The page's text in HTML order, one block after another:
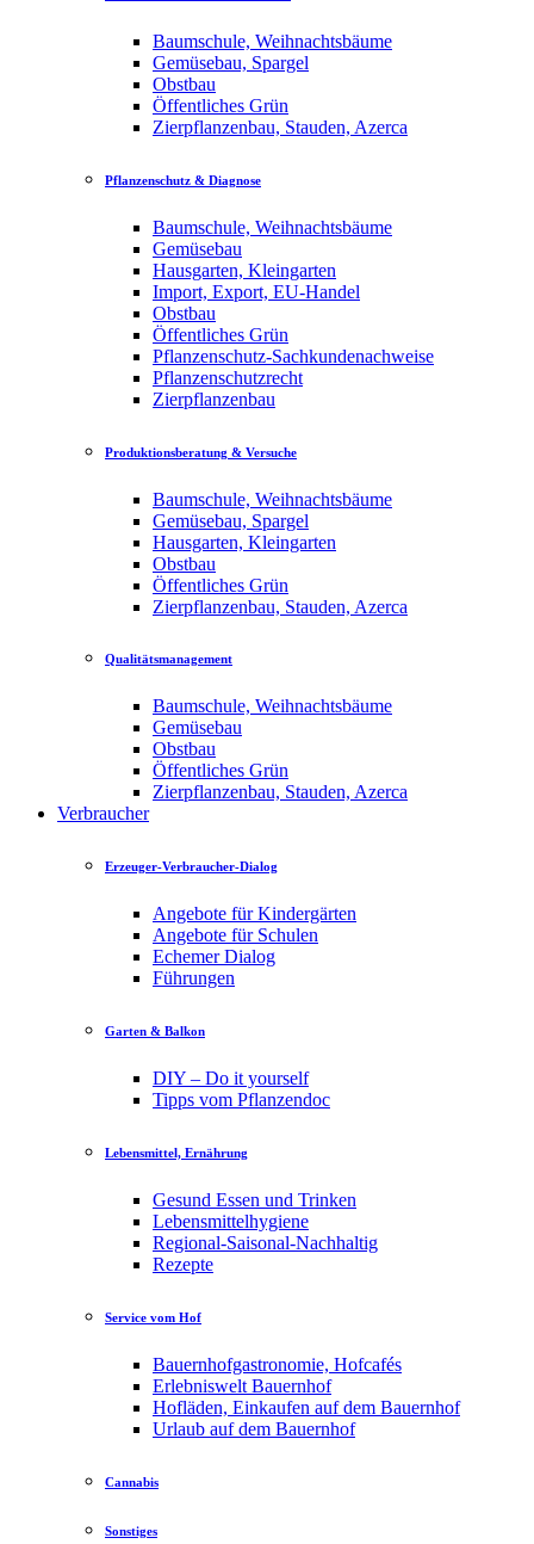
Baumschule, Weihnachtsbäume
Gemüsebau, Spargel
Obstbau
Öffentliches Grün
Zierpflanzenbau, Stauden, Azerca
Pflanzenschutz & Diagnose
Baumschule, Weihnachtsbäume
Gemüsebau
Hausgarten, Kleingarten
Import, Export, EU-Handel
Obstbau
Öffentliches Grün
Pflanzenschutz-Sachkundenachweise
Pflanzenschutzrecht
Zierpflanzenbau
Produktionsberatung & Versuche
Baumschule, Weihnachtsbäume
Gemüsebau, Spargel
Hausgarten, Kleingarten
Obstbau
Öffentliches Grün
Zierpflanzenbau, Stauden, Azerca
Qualitätsmanagement
Baumschule, Weihnachtsbäume
Gemüsebau
Obstbau
Öffentliches Grün
Zierpflanzenbau, Stauden, Azerca
Verbraucher
Erzeuger-Verbraucher-Dialog
Angebote für Kindergärten
Angebote für Schulen
Echemer Dialog
Führungen
Garten & Balkon
DIY – Do it yourself
Tipps vom Pflanzendoc
Lebensmittel, Ernährung
Gesund Essen und Trinken
Lebensmittelhygiene
Regional-Saisonal-Nachhaltig
Rezepte
Service vom Hof
Bauernhofgastronomie, Hofcafés
Erlebniswelt Bauernhof
Hofläden, Einkaufen auf dem Bauernhof
Urlaub auf dem Bauernhof
Cannabis
Sonstiges